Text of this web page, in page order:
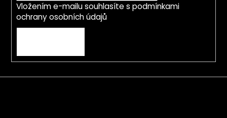
Vložením e-mailu souhlasíte s podmínkami
ochrany osobních údajů